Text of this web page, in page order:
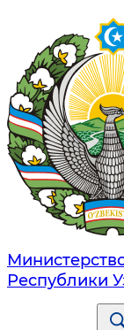
Республики